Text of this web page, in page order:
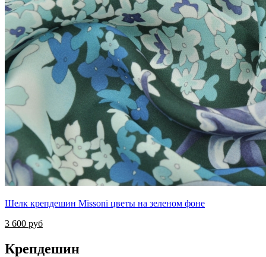
Шелк крепдешин Missoni цветы на зеленом фоне
3 600 руб
Крепдешин